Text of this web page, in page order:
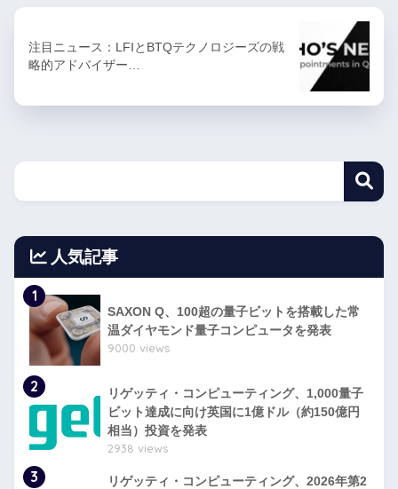
注目ニュース：LFIとBTQテクノロジーズの戦
略的アドバイザー…
人気記事
1
SAXON Q、100超の量子ビットを搭載した常
温ダイヤモンド量子コンピュータを発表
9000 views
2
リゲッティ・コンピューティング、1,000量子
ビット達成に向け英国に1億ドル（約150億円
相当）投資を発表
2938 views
3
リゲッティ・コンピューティング、2026年第2